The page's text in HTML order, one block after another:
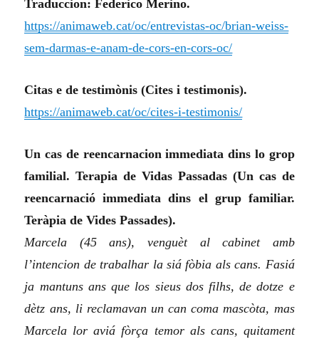
Traduccion: Federico Merino.
https://animaweb.cat/oc/entrevistas-oc/brian-weiss-
sem-darmas-e-anam-de-cors-en-cors-oc/
Citas e de testimònis (Cites i testimonis).
https://animaweb.cat/oc/cites-i-testimonis/
Un cas de reencarnacion immediata dins lo grop
familial. Terapia de Vidas Passadas (Un cas de
reencarnació immediata dins el grup familiar.
Teràpia de Vides Passades).
Marcela (45 ans), venguèt al cabinet amb
l’intencion de trabalhar la siá fòbia als cans. Fasiá
ja mantuns ans que los sieus dos filhs, de dotze e
dètz ans, li reclamavan un can coma mascòta, mas
Marcela lor aviá fòrça temor als cans, quitament